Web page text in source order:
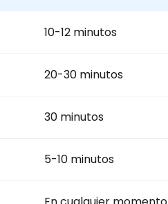
10-12 minutos
20-30 minutos
30 minutos
5-10 minutos